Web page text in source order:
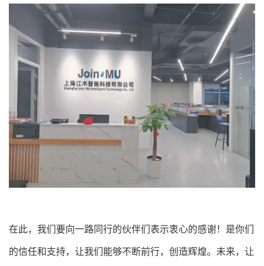
在此，我们要向一路同行的伙伴们表示衷心的感谢！是你们
的信任和支持，让我们能够不断前行，创造辉煌。未来，让